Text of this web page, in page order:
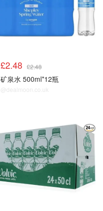
£2.48 £2.48
矿泉水 500ml*12瓶
@dealmoon.co.uk